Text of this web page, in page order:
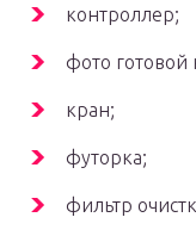
контроллер;
фото готовой
кран;
футорка;
фильтр